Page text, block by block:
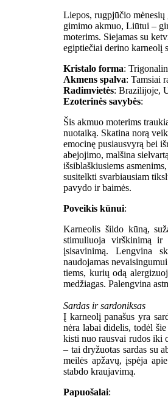
Liepos, rugpjūčio
gimimo akmuo, Liūtui –
moterims. Siejamas su
egiptiečiai derino karneolį
Kristalo forma:
Akmens spalva: Tamsiai
Radimvietės: Brazilijoje,
Ezoterinės savybės:
Šis akmuo moterims
nuotaiką. Skatina norą
emocinę pusiausvyrą bei
abejojimo, malšina
išsiblaškiusiems
susitelkti svarbiausiam
pavydo ir baimės.
Poveikis kūnui:
Karneolis šildo kūną,
stimuliuoja virškinimą ir
įsisavinimą. Lengvina
naudojamas
tiems, kurių odą
medžiagas. Palengvina
Sardas ir sardoniksas
Į karneolį panašus yra
nėra labai didelis, todėl
kisti nuo rausvai rudos iki
– tai dryžuotas sardas su
meilės apžavų, įspėja
stabdo kraujavimą.
Papuošalai: